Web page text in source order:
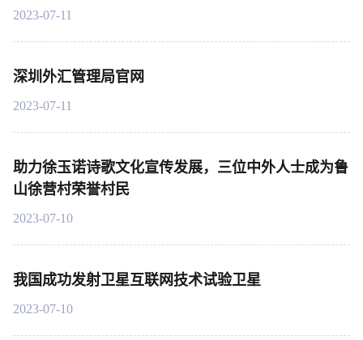
2023-07-11
深圳外汇管理局官网
2023-07-11
助力徐玉诺诗歌文化宣传发展，三位中外人士成为鲁
山徐营村荣誉村民
2023-07-10
我国成功发射卫星互联网技术试验卫星
2023-07-10